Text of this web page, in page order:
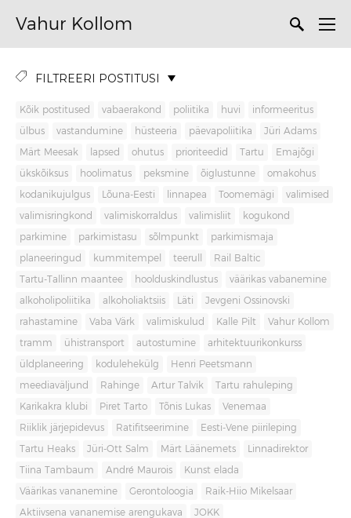
Vahur Kollom
FILTREERI POSTITUSI
Kõik postitused vabaerakond poliitika huvi informeeritus
ülbus vastandumine hüsteeria päevapoliitika Jüri Adams
Märt Meesak lapsed ohutus prioriteedid Tartu Emajõgi
ükskõiksus hoolimatus peksmine õiglustunne omakohus
kodanikujulgus Lõuna-Eesti linnapea Toomemägi valimised
valimisringkond valimiskorraldus valimisliit kogukond
parkimine parkimistasu sõlmpunkt parkimismaja
planeeringud kummitempel teerull Rail Baltic
Tartu-Tallinn maantee hoolduskindlustus väärikas vabanemine
alkoholipoliitika alkoholiaktsiis Läti Jevgeni Ossinovski
rahastamine Vaba Värk valimiskulud Kalle Pilt Vahur Kollom
tramm ühistransport autostumine arhitektuurikonkurss
üldplaneering kodulehekülg Henri Peetsmann
meediaväljund Rahinge Artur Talvik Tartu rahuleping
Karikakra klubi Piret Tarto Tõnis Lukas Venemaa
Riiklik järjepidevus Ratifitseerimine Eesti-Vene piirileping
Tartu Heaks Jüri-Ott Salm Märt Läänemets Linnadirektor
Tiina Tambaum André Maurois Kunst elada
Väärikas vananemine Gerontoloogia Raik-Hiio Mikelsaar
Aktiivsena vananemise arengukava JOKK